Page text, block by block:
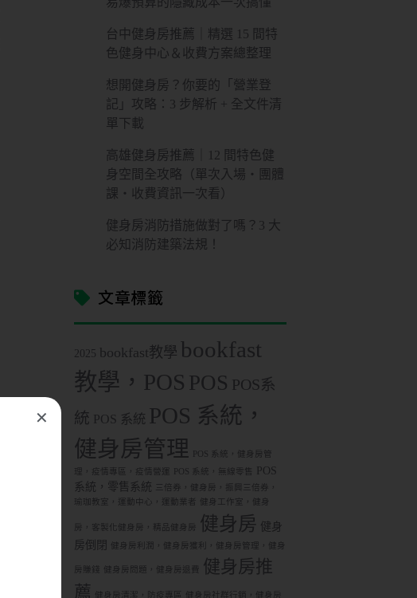
台中健身房推薦｜精選 15 間特
色健身中心＆收費方案總整理
想開健身房？你要的「營業登
記」攻略：3 步解析 + 全文件清
單下載
高雄健身房推薦｜12 間特色健
身空間全攻略（單次入場・團體
課・收費資訊一次看）
健身房消防措施做對了嗎？3 大
必知消防建築法規！
文章標籤
2025 bookfast教學 bookfast
教學，POS POS POS系
統 POS 系統 POS 系統，
健身房管理
POS 系統，健身房管
理，疫情專區，疫情營運
POS 系統，無線零售
POS
系統，零售系統
三倍券，健身房，振興三倍券，
瑜珈教室，運動中心，運動業者
健身工作室，健身
房，客製化健身房，精品健身房 健身房 健身
房倒閉
健身房利潤，健身房獲利，健身房管理，健身
房賺錢 健身房問題，健身房退費 健身房推
薦
健身房清潔，防疫專區 健身房社群行銷，健身房
✕